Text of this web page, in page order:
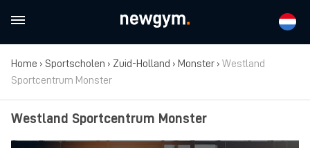
Home › Sportscholen › Zuid-Holland › Monster › Westland
Sportcentrum Monster
Westland Sportcentrum Monster